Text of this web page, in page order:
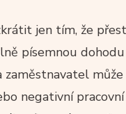
jen tím, že
písemnou
negativní